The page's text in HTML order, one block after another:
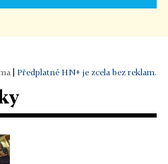
Předplatné HN+ je zcela bez reklam.